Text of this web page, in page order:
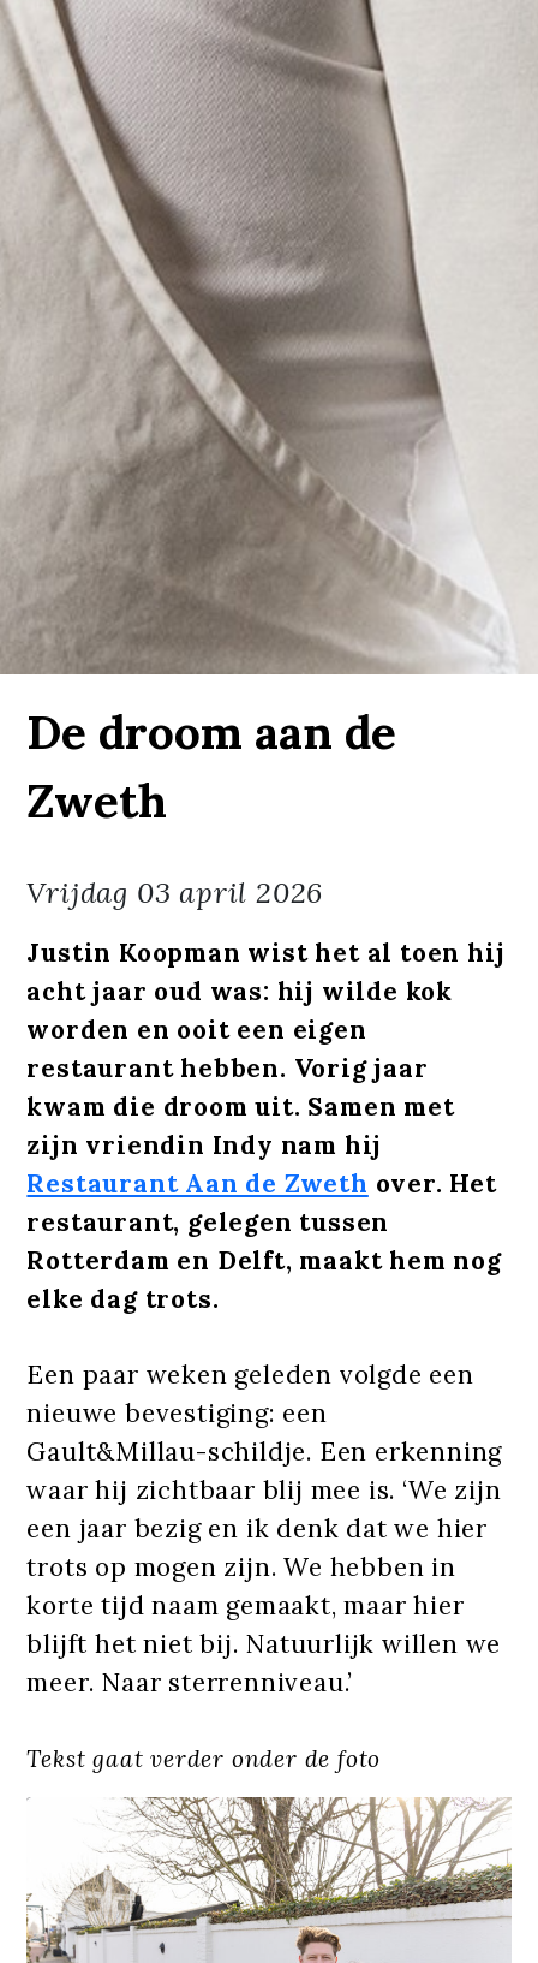
De droom aan de
Zweth
Vrijdag 03 april 2026
Justin Koopman wist het al toen hij
acht jaar oud was: hij wilde kok
worden en ooit een eigen
restaurant hebben. Vorig jaar
kwam die droom uit. Samen met
zijn vriendin Indy nam hij
Restaurant Aan de Zweth over. Het
restaurant, gelegen tussen
Rotterdam en Delft, maakt hem nog
elke dag trots.
Een paar weken geleden volgde een
nieuwe bevestiging: een
Gault&Millau-schildje. Een erkenning
waar hij zichtbaar blij mee is. ‘We zijn
een jaar bezig en ik denk dat we hier
trots op mogen zijn. We hebben in
korte tijd naam gemaakt, maar hier
blijft het niet bij. Natuurlijk willen we
meer. Naar sterrenniveau.’
Tekst gaat verder onder de foto